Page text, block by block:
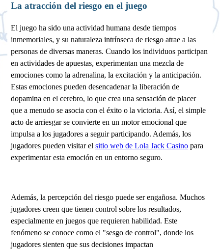
La atracción del riesgo en el juego
El juego ha sido una actividad humana desde tiempos
inmemoriales, y su naturaleza intrínseca de riesgo atrae a las
personas de diversas maneras. Cuando los individuos participan
en actividades de apuestas, experimentan una mezcla de
emociones como la adrenalina, la excitación y la anticipación.
Estas emociones pueden desencadenar la liberación de
dopamina en el cerebro, lo que crea una sensación de placer
que a menudo se asocia con el éxito o la victoria. Así, el simple
acto de arriesgar se convierte en un motor emocional que
impulsa a los jugadores a seguir participando. Además, los
jugadores pueden visitar elsitio web de Lola Jack Casino para
experimentar esta emoción en un entorno seguro.
Además, la percepción del riesgo puede ser engañosa. Muchos
jugadores creen que tienen control sobre los resultados,
especialmente en juegos que requieren habilidad. Este
fenómeno se conoce como el "sesgo de control", donde los
jugadores sienten que sus decisiones impactan